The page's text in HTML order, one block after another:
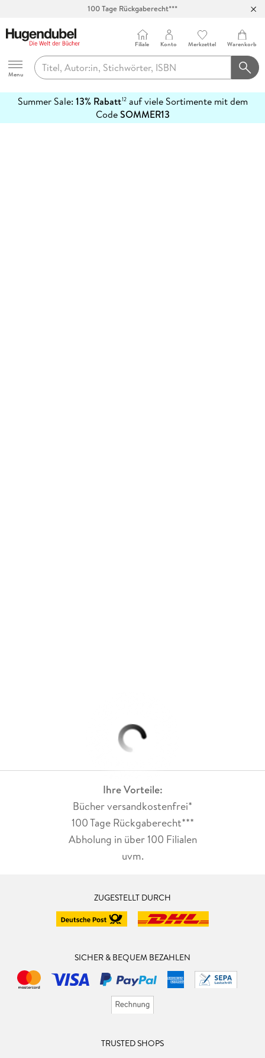
100 Tage Rückgaberecht***
Hugendubel
Menu
Filiale Konto Merkzettel Warenkorb
Summer Sale: 13% Rabatt12auf viele Sortimente mit dem
CodeSOMMER13
erfahren
Ihre Vorteile:
Bücher versandkostenfrei*
100 Tage Rückgaberecht***
Abholung in über 100 Filialen
uvm.
ZUGESTELLT DURCH
SICHER & BEQUEM BEZAHLEN
TRUSTED SHOPS